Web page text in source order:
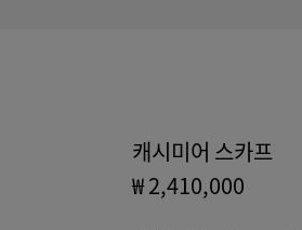
캐시미어 스카프
₩ 2,410,000